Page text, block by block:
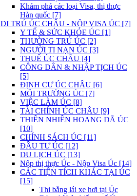
Khám phá các loại Visa, thị thực
Hàn quốc [7]
DI TRÚ ÚC CHÂU - NỘP VISA ÚC [7]
Y TẾ & SỨC KHỎE ÚC [1]
THƯỜNG TRÚ ÚC [2]
NGƯỜI TỊ NẠN ÚC [3]
THUẾ ÚC CHÂU [4]
CÔNG DÂN & NHẬP TỊCH ÚC
[5]
ĐỊNH CƯ ÚC CHÂU [6]
MÔI TRƯỜNG ÚC [7]
VIỆC LÀM ÚC [8]
TÀI CHÍNH ÚC CHÂU [9]
THIÊN NHIÊN HOANG DÃ ÚC
[10]
CHÍNH SÁCH ÚC [11]
ĐẦU TƯ ÚC [12]
DU LỊCH ÚC [13]
Nộp thị thực Úc - Nộp Visa Úc [14]
CÁC TIỆN TÍCH KHÁC TẠI ÚC
[15]
Thi bằng lái xe hơi tại Úc